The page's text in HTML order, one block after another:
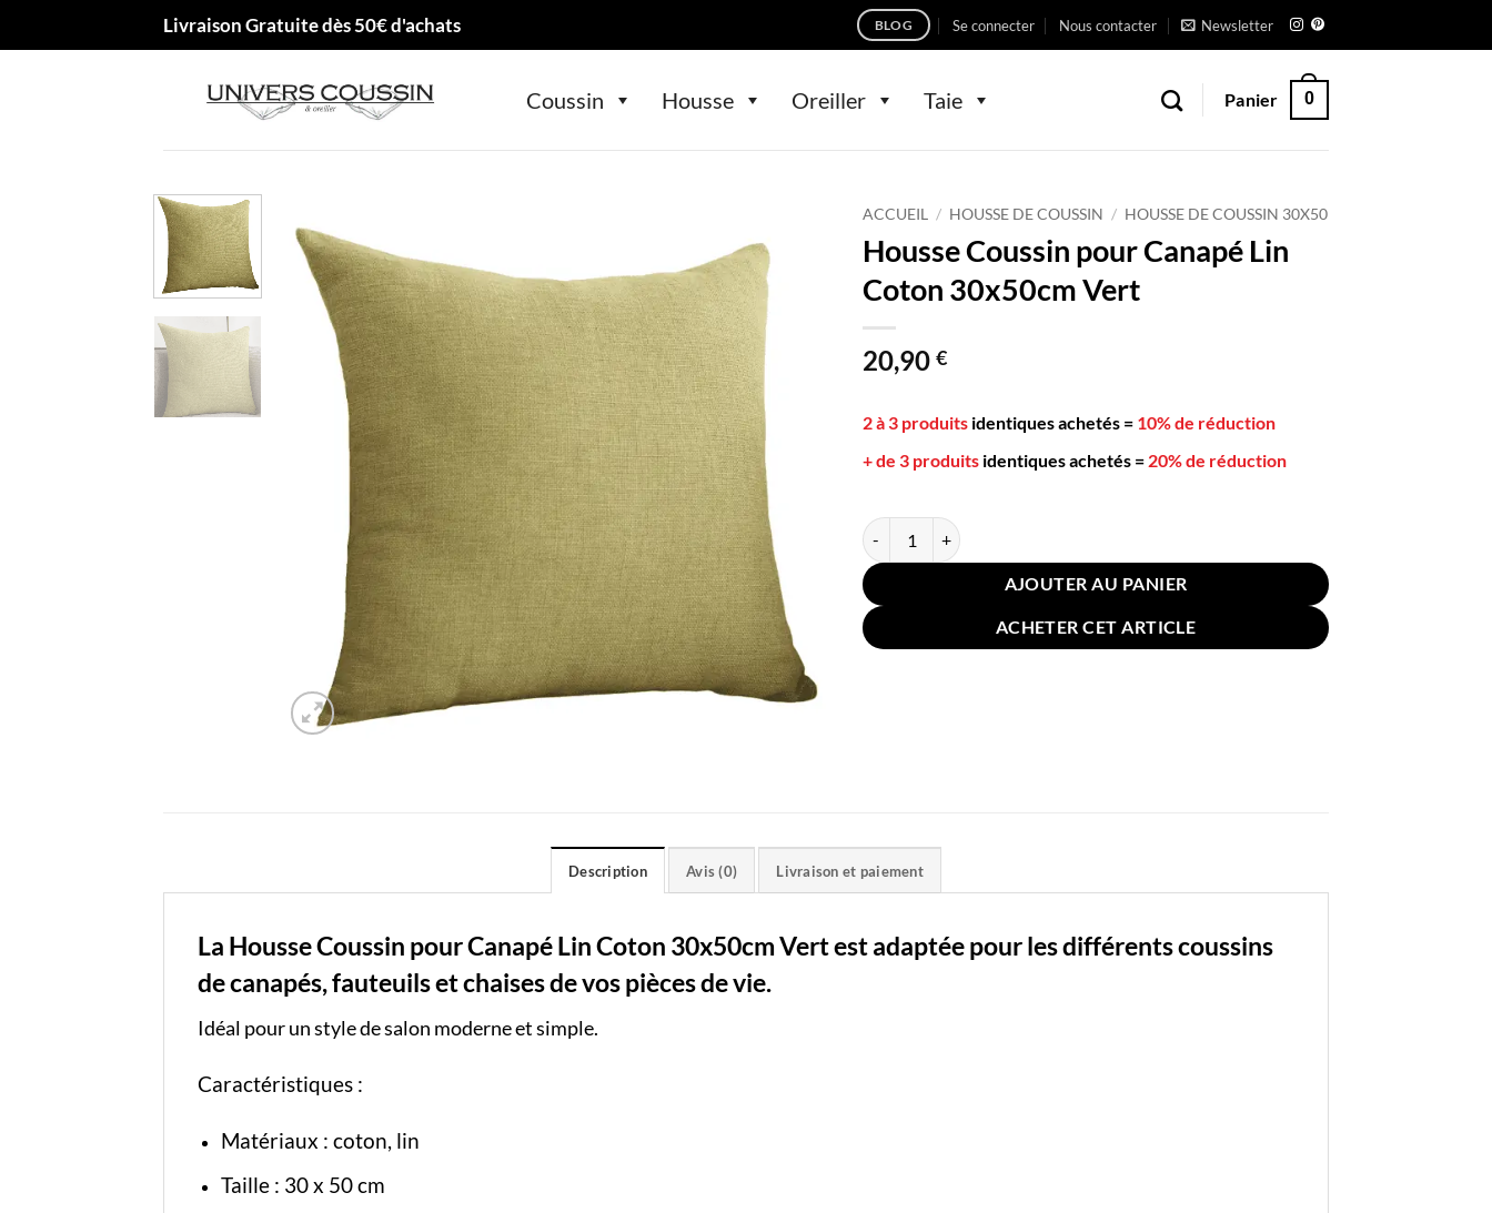
Livraison Gratuite dès 50€ d'achats BLOG Se connecter Nous contacter Newsletter
Coussin Housse Oreiller Taie Panier 0
ACCUEIL / HOUSSE DE COUSSIN / HOUSSE DE COUSSIN 30X50
Housse Coussin pour Canapé Lin
Coton 30x50cm Vert
20,90 €
2 à 3 produits identiques achetés = 10% de réduction
+ de 3 produits identiques achetés = 20% de réduction
quantité de Housse Coussin pour Canapé Lin Coton 30x50cm Vert
AJOUTER AU PANIER
ACHETER CET ARTICLE
Description Avis (0) Livraison et paiement
La Housse Coussin pour Canapé Lin Coton 30x50cm Vert est adaptée pour les différents coussins
de canapés, fauteuils et chaises de vos pièces de vie.
Idéal pour un style de salon moderne et simple.
Caractéristiques :
Matériaux : coton, lin
Taille : 30 x 50 cm